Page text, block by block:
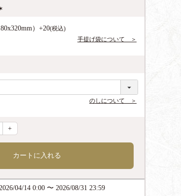
）+20 税込
手提げ袋について ＞
のしについて ＞
+
カートに入れる
04/14 0:00 〜 2026/08/31 23:59